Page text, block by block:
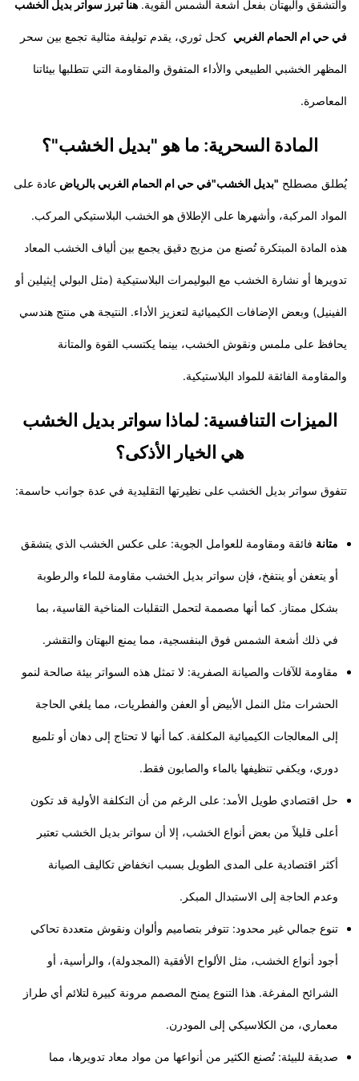
والتشقق والبهتان بفعل أشعة الشمس القوية. هنا تبرز سواتر بديل الخشب
في حي ام الحمام الغربي كحل ثوري، يقدم توليفة مثالية تجمع بين سحر
المظهر الخشبي الطبيعي والأداء المتفوق والمقاومة التي تتطلبها بيئاتنا
المعاصرة.
​المادة السحرية: ما هو "بديل الخشب"؟
​يُطلق مصطلح "بديل الخشب"في حي ام الحمام الغربي بالرياض عادة على
المواد المركبة، وأشهرها على الإطلاق هو الخشب البلاستيكي المركب.
هذه المادة المبتكرة تُصنع من مزيج دقيق يجمع بين ألياف الخشب المعاد
تدويرها أو نشارة الخشب مع البوليمرات البلاستيكية (مثل البولي إيثيلين أو
الفينيل) وبعض الإضافات الكيميائية لتعزيز الأداء. النتيجة هي منتج هندسي
يحافظ على ملمس ونقوش الخشب، بينما يكتسب القوة والمتانة
والمقاومة الفائقة للمواد البلاستيكية.
​الميزات التنافسية: لماذا سواتر بديل الخشب
هي الخيار الأذكى؟
​تتفوق سواتر بديل الخشب على نظيرتها التقليدية في عدة جوانب حاسمة:
متانة فائقة ومقاومة للعوامل الجوية: على عكس الخشب الذي يتشقق
أو يتعفن أو ينتفخ، فإن سواتر بديل الخشب مقاومة للماء والرطوبة
بشكل ممتاز. كما أنها مصممة لتحمل التقلبات المناخية القاسية، بما
في ذلك أشعة الشمس فوق البنفسجية، مما يمنع البهتان والتقشر.
مقاومة للآفات والصيانة الصفرية: لا تمثل هذه السواتر بيئة صالحة لنمو
الحشرات مثل النمل الأبيض أو العفن والفطريات، مما يلغي الحاجة
إلى المعالجات الكيميائية المكلفة. كما أنها لا تحتاج إلى دهان أو تلميع
دوري، ويكفي تنظيفها بالماء والصابون فقط.
حل اقتصادي طويل الأمد: على الرغم من أن التكلفة الأولية قد تكون
أعلى قليلاً من بعض أنواع الخشب، إلا أن سواتر بديل الخشب تعتبر
أكثر اقتصادية على المدى الطويل بسبب انخفاض تكاليف الصيانة
وعدم الحاجة إلى الاستبدال المبكر.
تنوع جمالي غير محدود: تتوفر بتصاميم وألوان ونقوش متعددة تحاكي
أجود أنواع الخشب، مثل الألواح الأفقية (المجدولة)، والرأسية، أو
الشرائح المفرغة. هذا التنوع يمنح المصمم مرونة كبيرة لتلائم أي طراز
معماري، من الكلاسيكي إلى المودرن.
صديقة للبيئة: تُصنع الكثير من أنواعها من مواد معاد تدويرها، مما